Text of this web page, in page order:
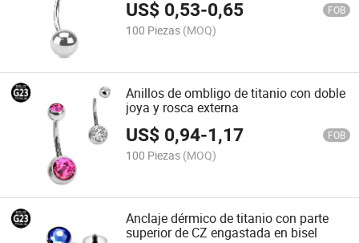
US$ 0,53-0,65 FOB
100 Piezas (MOQ)
Anillos de ombligo de titanio con doble
joya y rosca externa
US$ 0,94-1,17 FOB
100 Piezas (MOQ)
Anclaje dérmico de titanio con parte
superior de CZ engastada en bisel